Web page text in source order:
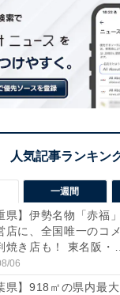
一週間
県】伊勢名物「赤福」
店に、全国唯一のコメ
焼き店も！ 東名阪・
06
県】918㎡の県内最大